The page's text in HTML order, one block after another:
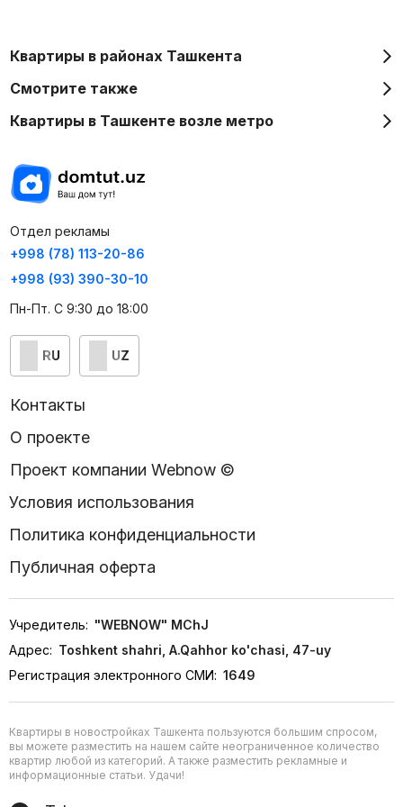
Квартиры в районах Ташкента
Смотрите также
Квартиры в Ташкенте возле метро
Отдел рекламы
+998 (78) 113-20-86
+998 (93) 390-30-10
Пн-Пт. С 9:30 до 18:00
RU UZ
Контакты
О проекте
Проект компании Webnow ©
Условия использования
Политика конфиденциальности
Публичная оферта
Учредитель: "WEBNOW" MChJ
Адрес: Toshkent shahri, A.Qahhor ko'chasi, 47-uy
Регистрация электронного СМИ: 1649
Квартиры в новостройках Ташкента пользуются большим спросом,
вы можете разместить на нашем сайте неограниченное количество
квартир любой из категорий. А также разместить рекламные и
информационные статьи. Удачи!